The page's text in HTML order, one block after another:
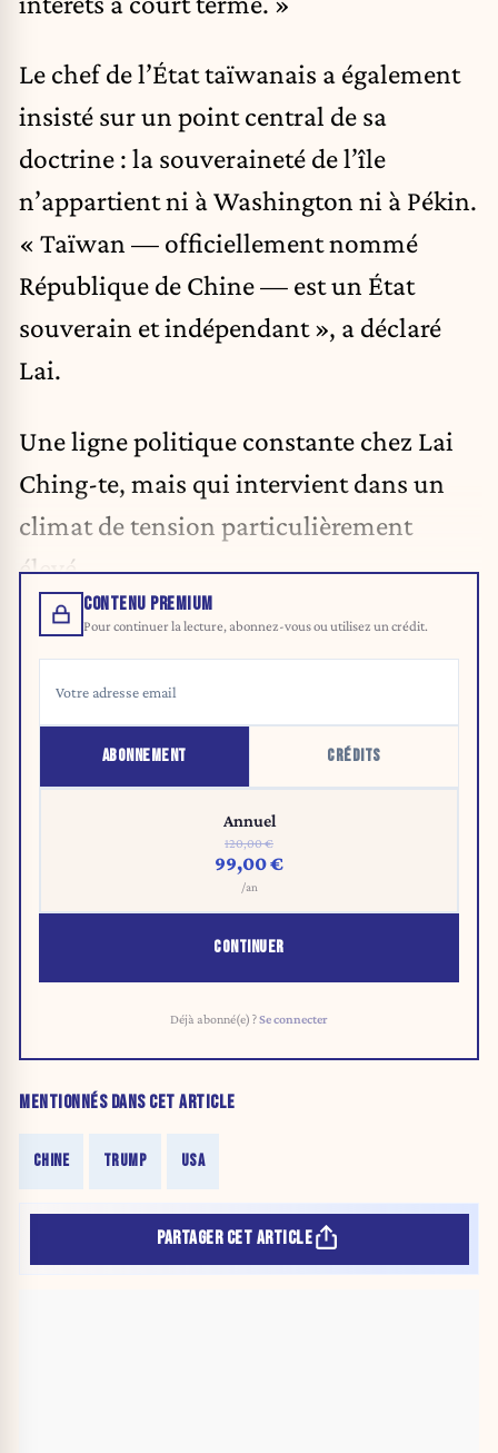
Le chef de l’État taïwanais a également
insisté sur un point central de sa
doctrine : la souveraineté de l’île
n’appartient ni à Washington ni à Pékin.
« Taïwan — officiellement nommé
République de Chine — est un État
souverain et indépendant », a déclaré
Lai.
Une ligne politique constante chez Lai
Ching-te, mais qui intervient dans un
climat de tension particulièrement
élevé.
CONTENU PREMIUM
Pour continuer la lecture, abonnez-vous ou utilisez un crédit.
ABONNEMENT CRÉDITS
Annuel
120,00 €
99,00 €
/an
CONTINUER
Déjà abonné(e) ?Se connecter
MENTIONNÉS DANS CET ARTICLE
CHINE TRUMP USA
PARTAGER CET ARTICLE